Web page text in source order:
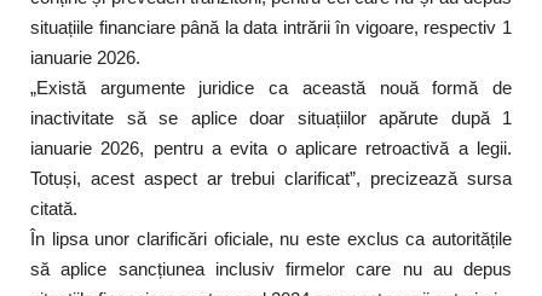
situațiile financiare până la data intrării în vigoare, respectiv 1
ianuarie 2026.
„Există argumente juridice ca această nouă formă de
inactivitate să se aplice doar situațiilor apărute după 1
ianuarie 2026, pentru a evita o aplicare retroactivă a legii.
Totuși, acest aspect ar trebui clarificat”, precizează sursa
citată.
În lipsa unor clarificări oficiale, nu este exclus ca autoritățile
să aplice sancțiunea inclusiv firmelor care nu au depus